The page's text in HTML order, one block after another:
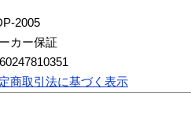
2005
カー保証
商取引法に基づく表示